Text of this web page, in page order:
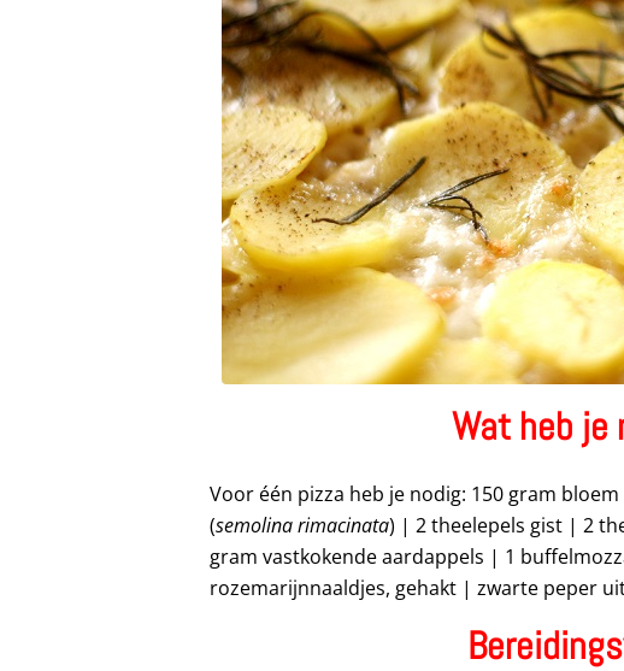
Wat heb je
Voor één pizza heb je nodig: 150 gram
(semolina rimacinata) | 2 theelepels gist | 2
gram vastkokende aardappels | 1
rozemarijnnaaldjes, gehakt | zwarte peper